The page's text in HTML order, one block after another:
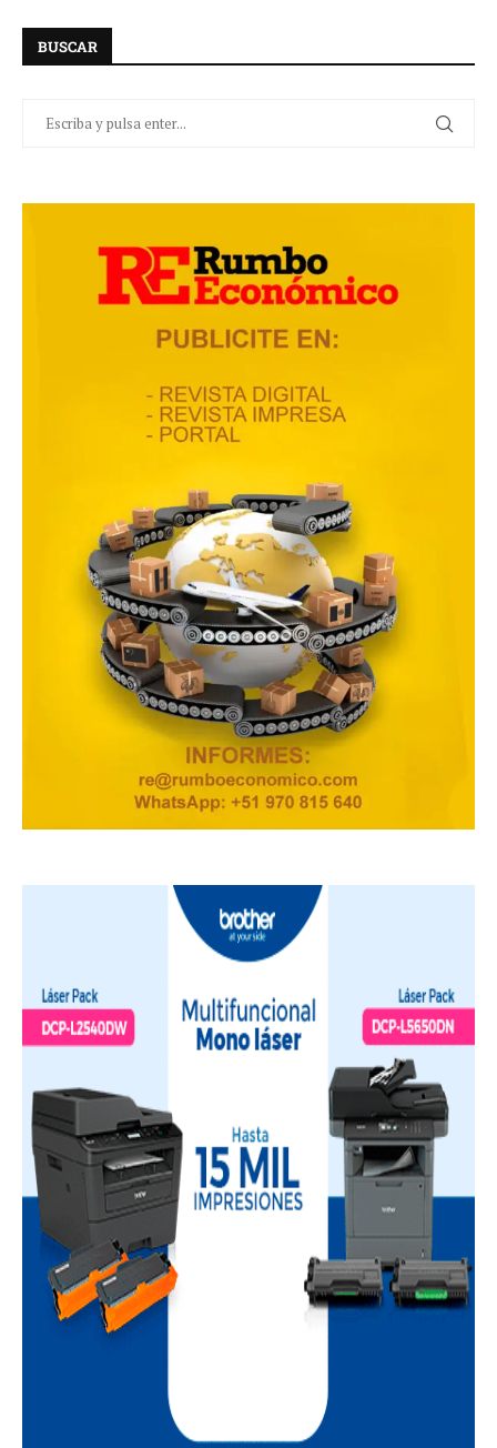
BUSCAR